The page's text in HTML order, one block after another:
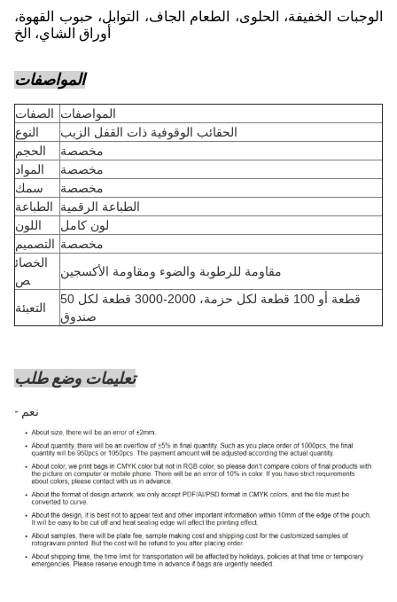
الوجبات الخفيفة، الحلوى، الطعام الجاف، التوابل، حبوب القهوة،
أوراق الشاي، الخ
المواصفات
الصفات المواصفات
النوع
الحقائب الوقوفية ذات القفل الزيب
الحجم
مخصصة
المواد
مخصصة
سمك
مخصصة
الطباعة
الطباعة الرقمية
اللون
لون كامل
التصميم مخصصة
الخصائ
ص
مقاومة للرطوبة والضوء ومقاومة الأكسجين
التعبئة
50 قطعة أو 100 قطعة لكل حزمة، 2000-3000 قطعة لكل
صندوق
تعليمات وضع طلب
- نعم